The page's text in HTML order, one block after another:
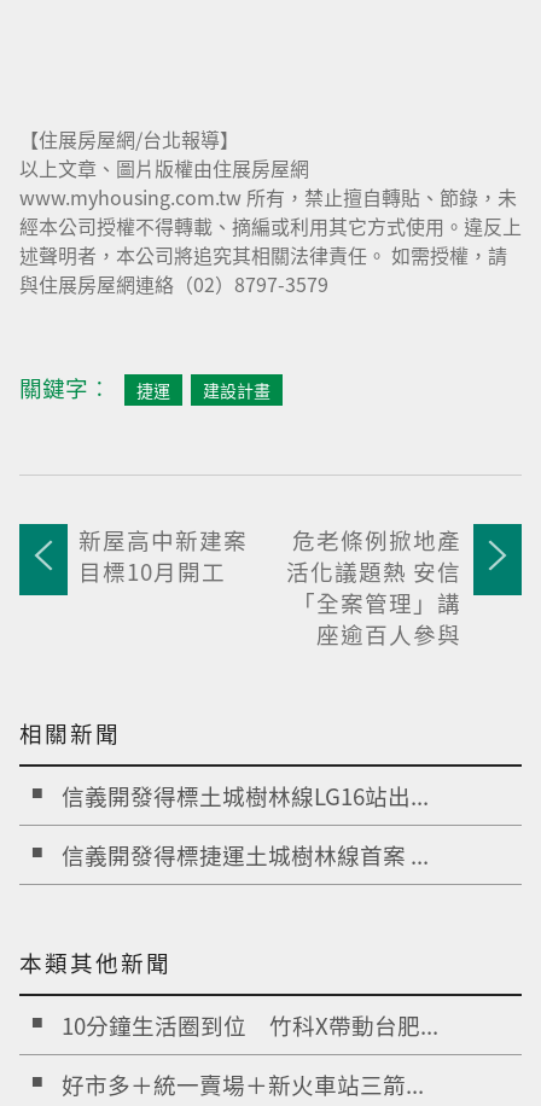
【住展房屋網/台北報導】
以上文章、圖片版權由住展房屋網
www.myhousing.com.tw 所有，禁止擅自轉貼、節錄，未
經本公司授權不得轉載、摘編或利用其它方式使用。違反上
述聲明者，本公司將追究其相關法律責任。 如需授權，請
與住展房屋網連絡（02）8797-3579
關鍵字︰ 捷運 建設計畫
新屋高中新建案
目標10月開工
危老條例掀地產
活化議題熱 安信
「全案管理」講
座逾百人參與
相關新聞
信義開發得標土城樹林線LG16站出...
信義開發得標捷運土城樹林線首案 ...
本類其他新聞
10分鐘生活圈到位 竹科X帶動台肥...
好市多＋統一賣場＋新火車站三箭...